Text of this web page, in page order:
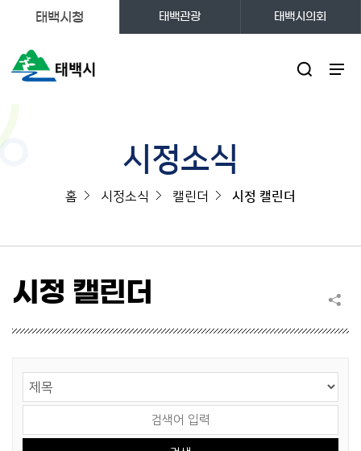
태백시청 태백관광 태백시의회
시정소식
홈 시정소식 캘린더 시정 캘린더
시정 캘린더